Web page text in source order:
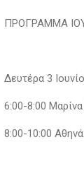
ΠΡΟΓΡΑΜΜΑ
Δευτέρα 3
6:00-8:00
8:00-10:00